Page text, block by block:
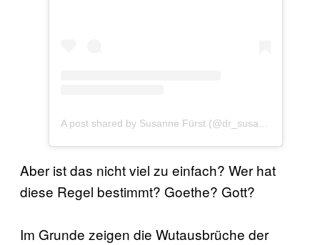
A post shared by Susanne Fürst (@dr_susanne_fuerst)
Aber ist das nicht viel zu einfach? Wer hat
diese Regel bestimmt? Goethe? Gott?
Im Grunde zeigen die Wutausbrüche der